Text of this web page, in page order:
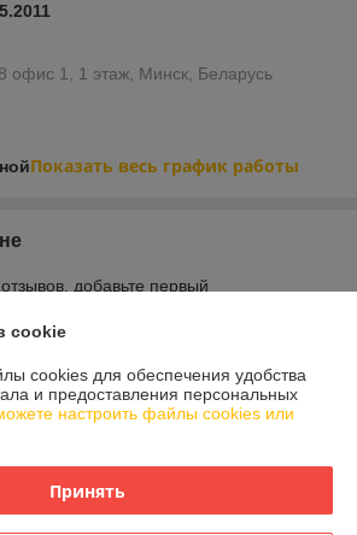
офис 1, 1 этаж, Минск, Беларусь
Показать весь график работы
добавьте первый
cookie
cookies для обеспечения удобства
и предоставления персональных
настроить файлы cookies или
Принять